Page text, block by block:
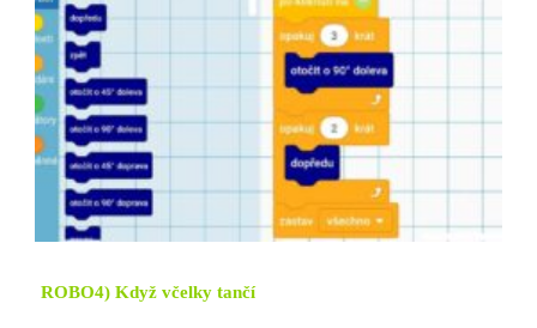
ROBO4) Když včelky tančí